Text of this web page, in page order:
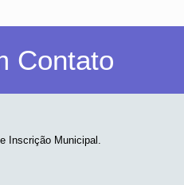
Contato
Inscrição Municipal.